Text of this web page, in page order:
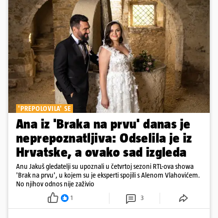
'PREPOLOVILA' SE
Ana iz 'Braka na prvu' danas je
neprepoznatljiva: Odselila je iz
Hrvatske, a ovako sad izgleda
Anu Jakuš gledatelji su upoznali u četvrtoj sezoni RTL-ova showa
'Brak na prvu', u kojem su je eksperti spojili s Alenom Vlahovićem.
No njihov odnos nije zaživio
1 3